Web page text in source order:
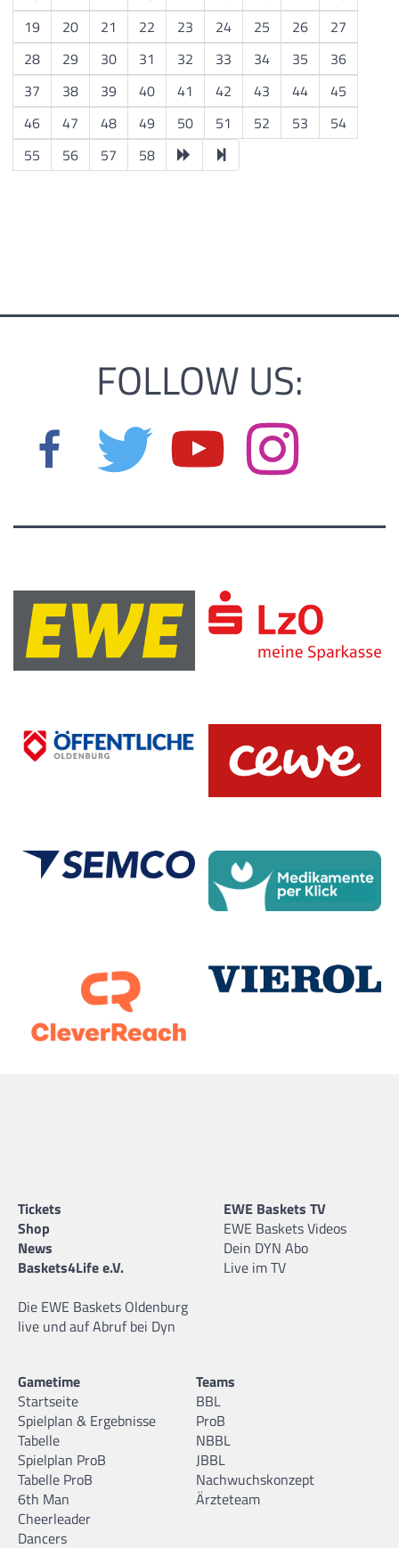
19
20 21 22 23 24 25 26
27
28
29 30 31 32 33 34 35
36
37
38 39 40 41 42 43 44
45
46
47 48 49 50 51 52 53
54
55
56 57 58
FOLLOW US:
Tickets
Shop
News
Baskets4Life e.V.
Die EWE Baskets Oldenburg
live und auf Abruf bei Dyn
EWE Baskets TV
EWE Baskets Videos
Dein DYN Abo
Live im TV
Gametime
Startseite
Spielplan & Ergebnisse
Tabelle
Spielplan ProB
Tabelle ProB
6th Man
Cheerleader
Dancers
Teams
BBL
ProB
NBBL
JBBL
Nachwuchskonzept
Ärzteteam